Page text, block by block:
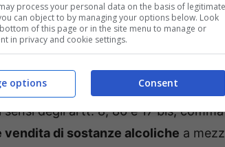
della zona,è stato identificato un
che, risultato essere richiedente
è stato segnalato all’Ispettorato del
del Bangladesh il 04.06.1981 ed
degli artt. 8, 86 e 17 bis, comma
di sostanze alcoliche a
process your personal data on the basis of legitimate
can object to by managing your options below. Look
of this page or in the site menu to manage or
in privacy and cookie settings.
Consent
options